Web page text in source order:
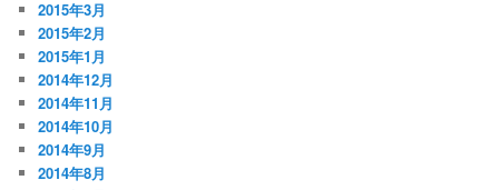
2015年3月
2015年2月
2015年1月
2014年12月
2014年11月
2014年10月
2014年9月
2014年8月